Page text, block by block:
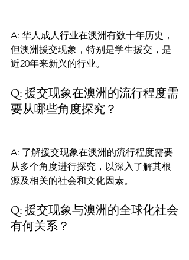
A: 华人成人行业在澳洲有数十年历史，
但澳洲援交现象，特别是学生援交，是
近20年来新兴的行业。
Q: 援交现象在澳洲的流行程度需
要从哪些角度探究？
A: 了解援交现象在澳洲的流行程度需要
从多个角度进行探究，以深入了解其根
源及相关的社会和文化因素。
Q: 援交现象与澳洲的全球化社会
有何关系？